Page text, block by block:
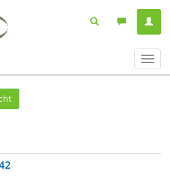
ein-/